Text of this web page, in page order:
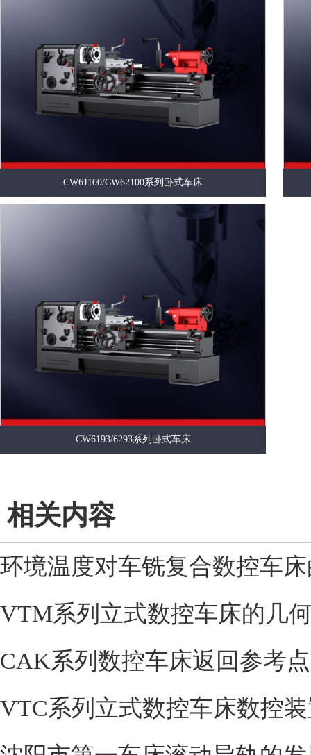
CW61100/CW62100系列卧式车床
CW6193/6293系列卧式车床
相关内容
环境温度对车铣复合数控车
VTM系列立式数控车床的几
CAK系列数控车床返回参考
VTC系列立式数控车床数控